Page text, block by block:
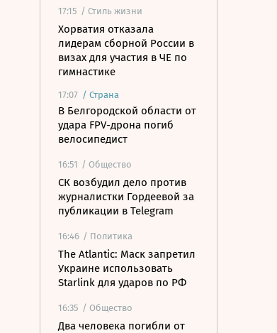
17:15 / Стиль жизни
Хорватия отказала
лидерам сборной России в
визах для участия в ЧЕ по
гимнастике
17:07 / Страна
В Белгородской области от
удара FPV-дрона погиб
велосипедист
16:51 / Общество
СК возбудил дело против
журналистки Гордеевой за
публикации в Telegram
16:46 / Политика
The Atlantic: Маск запретил
Украине использовать
Starlink для ударов по РФ
16:35 / Общество
Два человека погибли от